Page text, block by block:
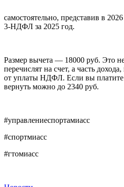
самостоятельно, представив в
3-НДФЛ за 2025 год.
Размер вычета — 18000 руб. Это
перечислят на счет, а часть
от уплаты НДФЛ. Если вы платите
вернуть можно до 2340 руб.
#управлениеспортамиасс
#спортмиасс
#гтомиасс